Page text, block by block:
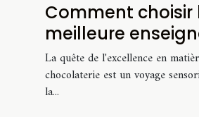
Comment choisir
meilleure
chocolaterie ?
La quête de l'excellence en
chocolaterie est un voyage
la...